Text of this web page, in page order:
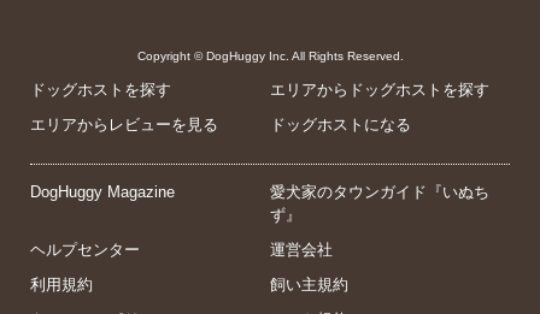
Copyright © DogHuggy Inc. All Rights Reserved.
ドッグホストを探す
エリアからドッグホストを探す
エリアからレビューを見る
ドッグホストになる
DogHuggy Magazine
愛犬家のタウンガイド『いぬち
ず』
ヘルプセンター
運営会社
利用規約
飼い主規約